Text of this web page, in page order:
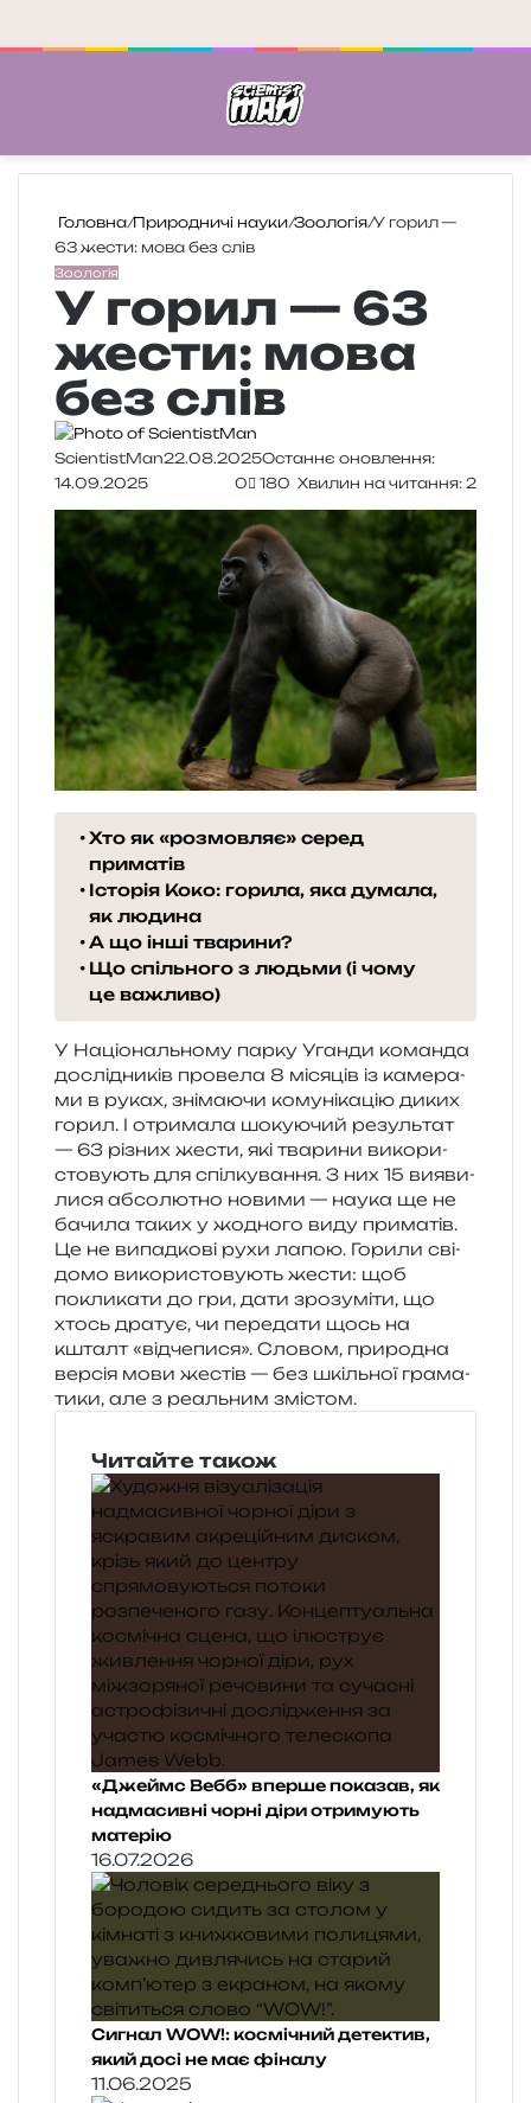
Головна/Природничі науки/Зоологія/У горил —
63 жести: мова без слів
Зоологія
У горил — 63
жести: мова
без слів
ScientistMan22.08.2025Останнє оновлення:
14.09.2025
0 180 Хвилин на читання: 2
Хто як «розмовляє» серед
приматів
Історія Коко: горила, яка думала,
як людина
А що інші тварини?
Що спільного з людьми (і чому
це важливо)
У Національному парку Уганди коман­да
дослі­дни­ків про­ве­ла 8 міся­ців із каме­ра­
ми в руках, зні­ма­ю­чи кому­ні­ка­цію диких
горил. І отри­ма­ла шоку­ю­чий резуль­тат
— 63 різних жести, які тва­ри­ни вико­ри­
сто­ву­ють для спіл­ку­ва­н­ня. З них 15 вияви­
ли­ся абсо­лю­тно нови­ми — наука ще не
бачи­ла таких у жодно­го виду приматів.
Це не випад­ко­ві рухи лапою. Горили сві­
до­мо вико­ри­сто­ву­ють жести: щоб
покли­ка­ти до гри, дати зро­зу­мі­ти, що
хтось дра­тує, чи пере­да­ти щось на
кшталт «від­че­пи­ся». Словом, при­ро­дна
вер­сія мови жестів — без шкіль­ної гра­ма­
ти­ки, але з реаль­ним змістом.
Читайте також
«Джеймс Вебб» вперше показав, як
надмасивні чорні діри отримують
матерію
16.07.2026
Сигнал WOW!: космічний детектив,
який досі не має фіналу
11.06.2025